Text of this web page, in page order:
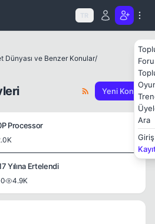
TR
Ara
Giriş
Dünyası ve Benzer Konular/
Yeni Konu
Processor
Yılına Ertelendi
0 4.9K